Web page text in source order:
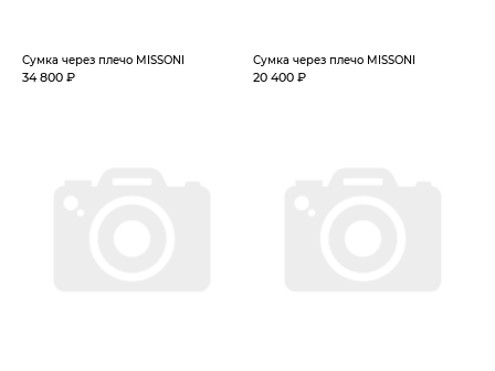
Сумка через плечо MISSONI
34 800 ₽
Сумка через плечо MISSONI
20 400 ₽